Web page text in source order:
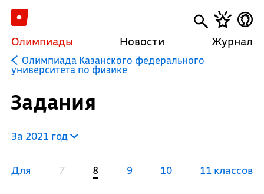
Олимпиады Новости Журнал
Олимпиада Казанского федерального
университета по физике
Задания
За 2021 год
Для 7 8 9 10 11 классов